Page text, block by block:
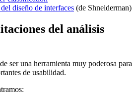
diseño de interfaces (de Shneiderman)
del análisis
ser una herramienta muy poderosa para
de usabilidad.